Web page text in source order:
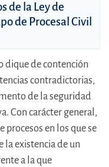
de la Ley de
de Procesal Civil
dique de contención
contradictorias,
de la seguridad
Con carácter general,
en los que se
la existencia de un
a la que